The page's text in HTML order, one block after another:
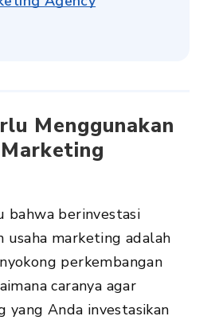
Menggunakan
bahwa berinvestasi
usaha marketing adalah
perkembangan
caranya agar
yang Anda investasikan